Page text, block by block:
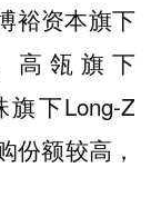
裕资本旗下
高瓴旗下
下Long-Z
份额较高，